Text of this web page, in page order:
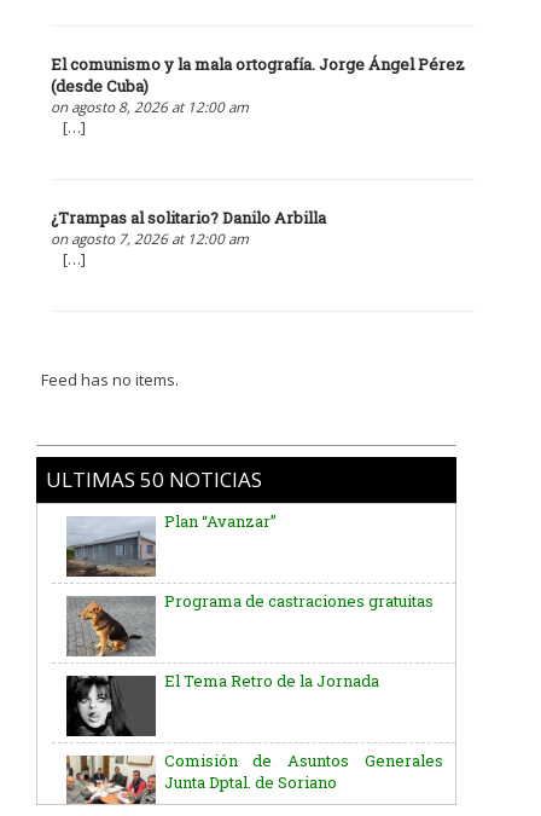
El comunismo y la mala ortografía. Jorge Ángel Pérez
(desde Cuba)
on agosto 8, 2026 at 12:00 am
[…]
¿Trampas al solitario? Danilo Arbilla
on agosto 7, 2026 at 12:00 am
[…]
Feed has no items.
ULTIMAS 50 NOTICIAS
Plan “Avanzar”
Aniversario del Natalicio del Gral.
José G. Artigas